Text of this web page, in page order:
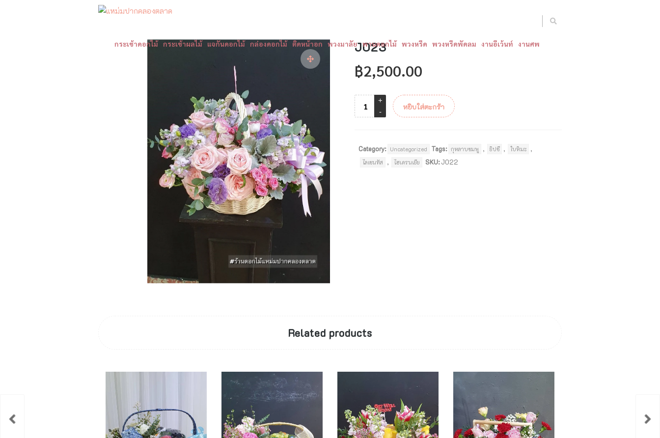
กระเช้าดอกไม้ กระเช้าผลไม้ แจกันดอกไม้ กล่องดอกไม้ ติดหน้าอก พวงมาลัย พานดอกไม้ พวงหรีด พวงหรีดพัดลม งานอีเว้นท์ งานศพ
J023
฿2,500.00
หยิบใส่ตะกร้า
Category: Uncategorized Tags: กุหลาบชมพู , ยิปซี , ใบหิมะ ,
ไลเซนทัส , ไฮเดรนเยีย SKU:J022
Related products